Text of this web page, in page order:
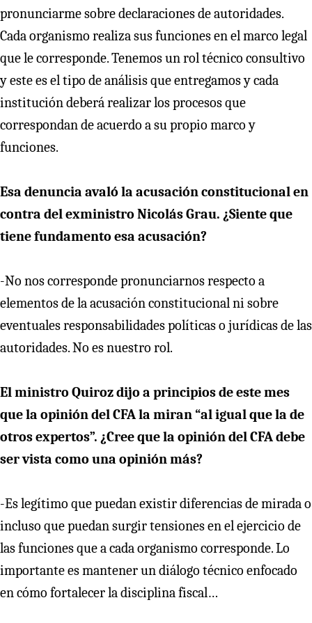
pronunciarme sobre declaraciones de autoridades.
Cada organismo realiza sus funciones en el marco legal
que le corresponde. Tenemos un rol técnico consultivo
y este es el tipo de análisis que entregamos y cada
institución deberá realizar los procesos que
correspondan de acuerdo a su propio marco y
funciones.
Esa denuncia avaló la acusación constitucional en
contra del exministro Nicolás Grau. ¿Siente que
tiene fundamento esa acusación?
-No nos corresponde pronunciarnos respecto a
elementos de la acusación constitucional ni sobre
eventuales responsabilidades políticas o jurídicas de las
autoridades. No es nuestro rol.
El ministro Quiroz dijo a principios de este mes
que la opinión del CFA la miran “al igual que la de
otros expertos”. ¿Cree que la opinión del CFA debe
ser vista como una opinión más?
-Es legítimo que puedan existir diferencias de mirada o
incluso que puedan surgir tensiones en el ejercicio de
las funciones que a cada organismo corresponde. Lo
importante es mantener un diálogo técnico enfocado
en cómo fortalecer la disciplina fiscal…